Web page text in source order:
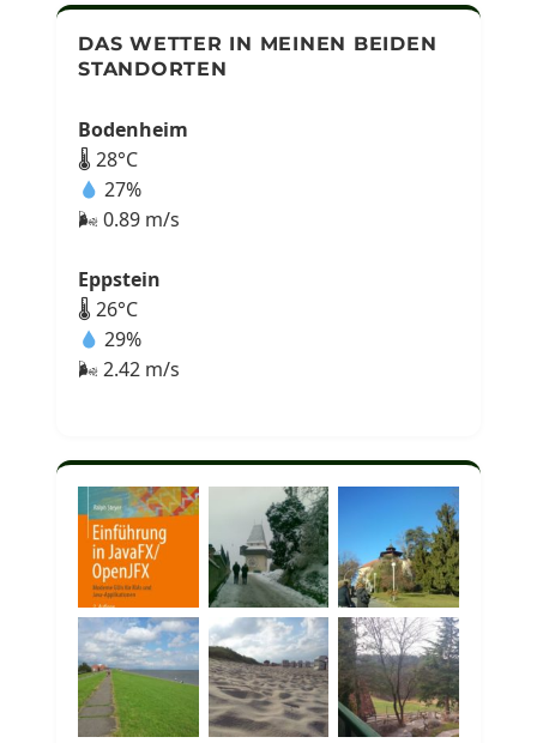
DAS WETTER IN MEINEN BEIDEN
STANDORTEN
Bodenheim
🌡 28°C
27%
🌬 0.89 m/s
Eppstein
🌡 26°C
29%
🌬 2.42 m/s